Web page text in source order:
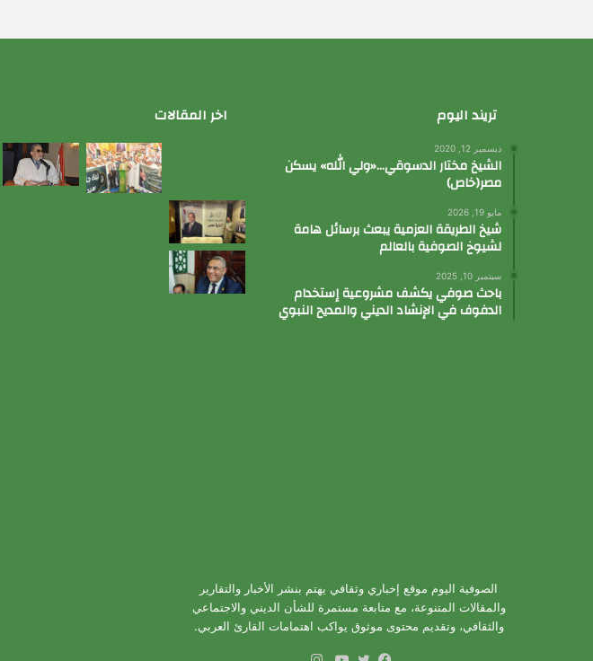
تريند اليوم
ديسمبر 12, 2020
الشيخ مختار الدسوقي…«ولي الله» يسكن
مصر(خاص)
مايو 19, 2026
شيخ الطريقة العزمية يبعث برسائل هامة
لشيوخ الصوفية بالعالم
سبتمبر 10, 2025
باحث صوفي يكشف مشروعية إستخدام
الدفوف في الإنشاد الديني والمديح النبوي
اخر المقالات
الصوفية اليوم موقع إخباري وثقافي يهتم بنشر الأخبار والتقارير
والمقالات المتنوعة، مع متابعة مستمرة للشأن الديني والاجتماعي
والثقافي، وتقديم محتوى موثوق يواكب اهتمامات القارئ العربي.